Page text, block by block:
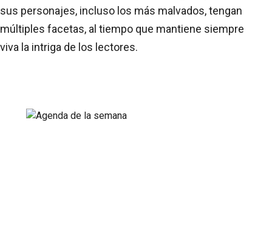
sus personajes, incluso los más malvados, tengan
múltiples facetas, al tiempo que mantiene siempre
viva la intriga de los lectores.